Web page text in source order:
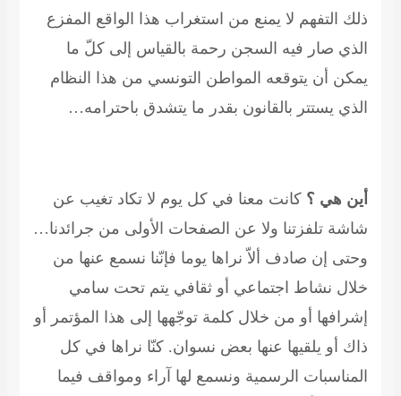
ذلك التفهم لا يمنع من استغراب هذا الواقع المفزع
الذي صار فيه السجن رحمة بالقياس إلى كلّ ما
يمكن أن يتوقعه المواطن التونسي من هذا النظام
الذي يستتر بالقانون بقدر ما يتشدق باحترامه…
أين هي ؟ كانت معنا في كل يوم لا تكاد تغيب عن
شاشة تلفزتنا ولا عن الصفحات الأولى من جرائدنا…
وحتى إن صادف ألاّ نراها يوما فإنّنا نسمع عنها من
خلال نشاط اجتماعي أو ثقافي يتم تحت سامي
إشرافها أو من خلال كلمة توجّهها إلى هذا المؤتمر أو
ذاك أو يلقيها عنها بعض نسوان. كنّا نراها في كل
المناسبات الرسمية ونسمع لها آراء ومواقف فيما